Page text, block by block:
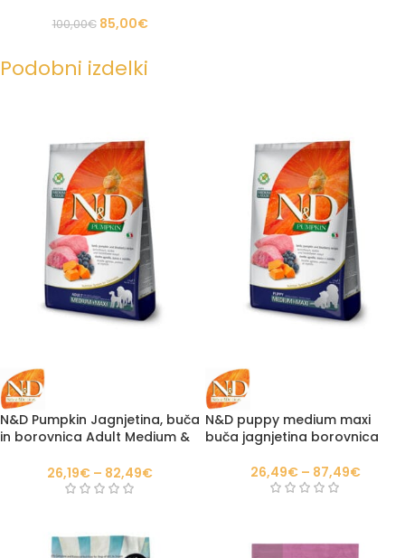
100,00€ 85,00€
Podobni izdelki
N&D Pumpkin Jagnjetina, buča
in borovnica Adult Medium &
26,19€ – 82,49€
N&D puppy medium maxi
buča jagnjetina borovnica
26,49€ – 87,49€